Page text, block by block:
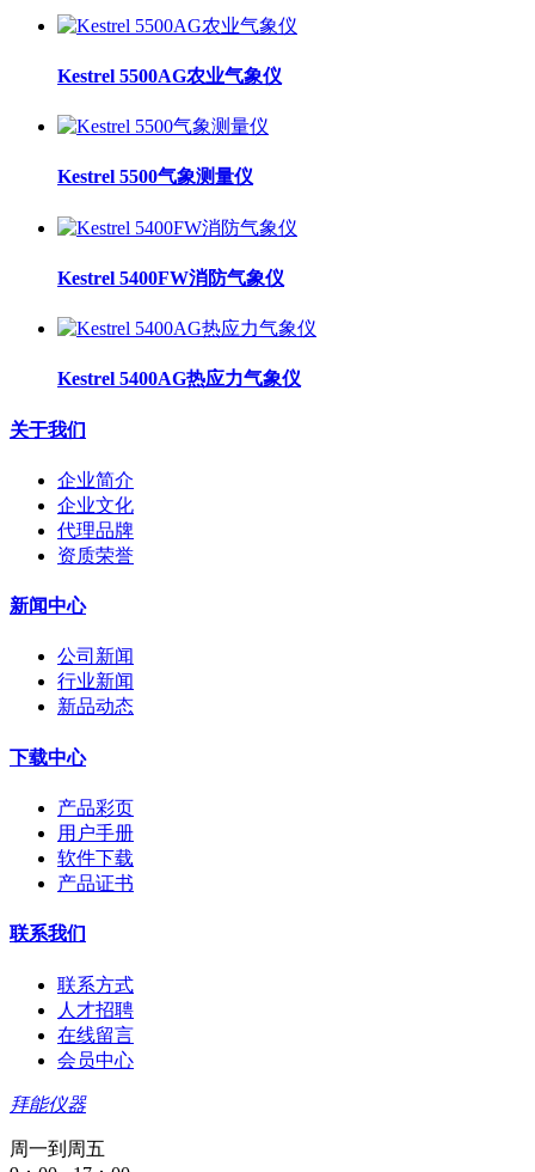
Kestrel 5500AG农业气象仪
Kestrel 5500气象测量仪
Kestrel 5400FW消防气象仪
Kestrel 5400AG热应力气象仪
关于我们
企业简介
企业文化
代理品牌
资质荣誉
新闻中心
公司新闻
行业新闻
新品动态
下载中心
产品彩页
用户手册
软件下载
产品证书
联系我们
联系方式
人才招聘
在线留言
会员中心
拜能仪器
周一到周五